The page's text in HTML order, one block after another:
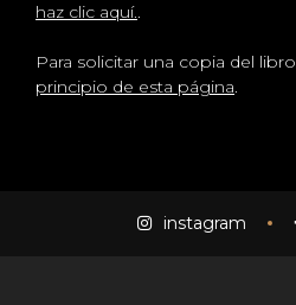
haz clic aquí..
Para solicitar una copia del libro
principio de esta página.
instagram